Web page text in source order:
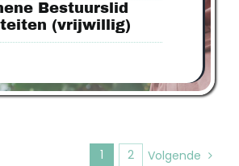
Bestuurslid
(vrijwillig)
1 2 Volgende